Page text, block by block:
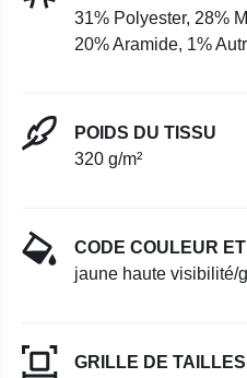
31% Polyester, 28%
20% Aramide, 1%
POIDS DU TISSU
320 g/m²
CODE COULEUR
jaune haute visibilité/
GRILLE DE TAILLES